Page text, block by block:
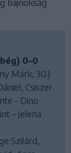
0–0
Márk, 30.)
Csiszer
– Dino
– Jelena
Szilárd,